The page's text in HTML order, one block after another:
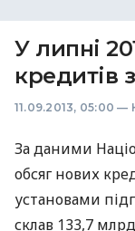
У липні
кредитів
11.09.2013, 05:00 —
За даними
обсяг нових
установами
склав 133,7